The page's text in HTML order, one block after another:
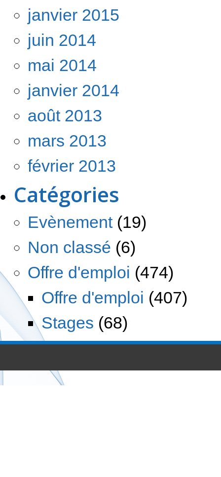
janvier 2015
juin 2014
mai 2014
janvier 2014
août 2013
mars 2013
février 2013
Catégories
Evènement(19)
Non classé (6)
Offre d'emploi (474)
Offre d'emploi (407)
Stages (68)